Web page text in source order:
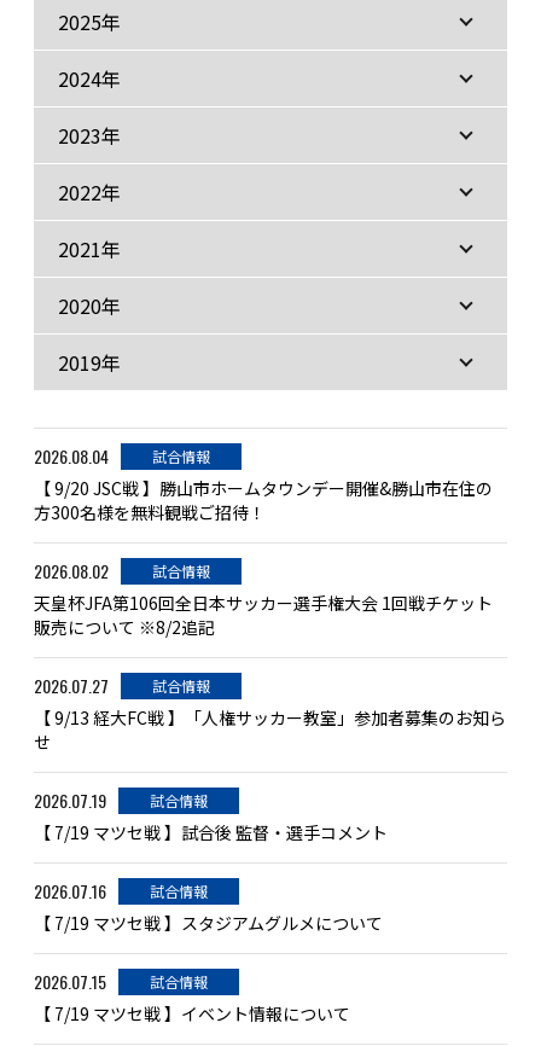
2025年
2024年
2023年
2022年
2021年
2020年
2019年
2026.08.04 試合情報
【 9/20 JSC戦 】勝山市ホームタウンデー開催&勝山市在住の
方300名様を無料観戦ご招待！
2026.08.02 試合情報
天皇杯JFA第106回全日本サッカー選手権大会 1回戦チケット
販売について ※8/2追記
2026.07.27 試合情報
【 9/13 経大FC戦 】「人権サッカー教室」参加者募集のお知ら
せ
2026.07.19 試合情報
【 7/19 マツセ戦 】試合後 監督・選手コメント
2026.07.16 試合情報
【 7/19 マツセ戦 】スタジアムグルメについて
2026.07.15 試合情報
【 7/19 マツセ戦 】イベント情報について